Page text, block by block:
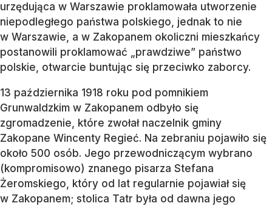
urzędująca w Warszawie proklamowała utworzenie
niepodległego państwa polskiego, jednak to nie
w Warszawie, a w Zakopanem okoliczni mieszkańcy
postanowili proklamować „prawdziwe” państwo
polskie, otwarcie buntując się przeciwko zaborcy.
13 października 1918 roku pod pomnikiem
Grunwaldzkim w Zakopanem odbyło się
zgromadzenie, które zwołał naczelnik gminy
Zakopane Wincenty Regieć. Na zebraniu pojawiło się
około 500 osób. Jego przewodniczącym wybrano
(kompromisowo) znanego pisarza Stefana
Żeromskiego, który od lat regularnie pojawiał się
w Zakopanem; stolica Tatr była od dawna jego